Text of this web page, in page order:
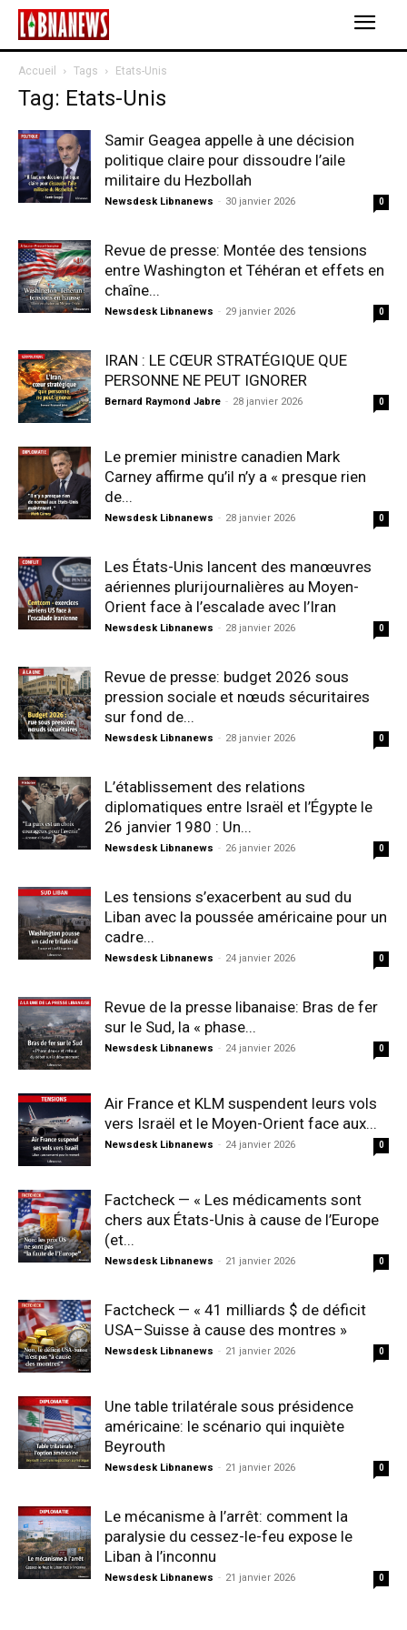
Accueil Tags Etats-Unis
Tag: Etats-Unis
Samir Geagea appelle à une décision
politique claire pour dissoudre l’aile
militaire du Hezbollah
Newsdesk Libnanews - 30 janvier 2026 0
Revue de presse: Montée des tensions
entre Washington et Téhéran et effets en
chaîne...
Newsdesk Libnanews - 29 janvier 2026 0
IRAN : LE CŒUR STRATÉGIQUE QUE
PERSONNE NE PEUT IGNORER
Bernard Raymond Jabre - 28 janvier 2026 0
Le premier ministre canadien Mark
Carney affirme qu’il n’y a « presque rien
de...
Newsdesk Libnanews - 28 janvier 2026 0
Les États-Unis lancent des manœuvres
aériennes plurijournalières au Moyen-
Orient face à l’escalade avec l’Iran
Newsdesk Libnanews - 28 janvier 2026 0
Revue de presse: budget 2026 sous
pression sociale et nœuds sécuritaires
sur fond de...
Newsdesk Libnanews - 28 janvier 2026 0
L’établissement des relations
diplomatiques entre Israël et l’Égypte le
26 janvier 1980 : Un...
Newsdesk Libnanews - 26 janvier 2026 0
Les tensions s’exacerbent au sud du
Liban avec la poussée américaine pour un
cadre...
Newsdesk Libnanews - 24 janvier 2026 0
Revue de la presse libanaise: Bras de fer
sur le Sud, la « phase...
Newsdesk Libnanews - 24 janvier 2026 0
Air France et KLM suspendent leurs vols
vers Israël et le Moyen-Orient face aux...
Newsdesk Libnanews - 24 janvier 2026 0
Factcheck — « Les médicaments sont
chers aux États-Unis à cause de l’Europe
(et...
Newsdesk Libnanews - 21 janvier 2026 0
Factcheck — « 41 milliards $ de déficit
USA–Suisse à cause des montres »
Newsdesk Libnanews - 21 janvier 2026 0
Une table trilatérale sous présidence
américaine: le scénario qui inquiète
Beyrouth
Newsdesk Libnanews - 21 janvier 2026 0
Le mécanisme à l’arrêt: comment la
paralysie du cessez-le-feu expose le
Liban à l’inconnu
Newsdesk Libnanews - 21 janvier 2026 0